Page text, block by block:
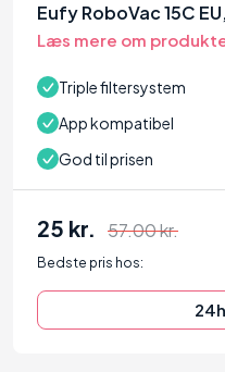
Eufy RoboVac 15C
Læs mere om
Triple filtersystem
App kompatibel
God til prisen
25 kr. 57.00 kr.
Bedste pris hos: